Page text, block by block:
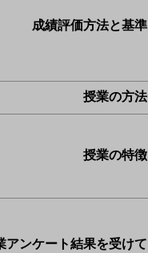
成績評価方法と基準
授業の方法
授業の特徴
アンケート結果を受けて